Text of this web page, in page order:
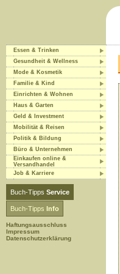
Essen & Trinken
Gesundheit & Wellness
Mode & Kosmetik
Familie & Kind
Einrichten & Wohnen
Haus & Garten
Geld & Investment
Mobilität & Reisen
Politik & Bildung
Büro & Unternehmen
Einkaufen online &
Versandhandel
Job & Karriere
Buch-Tipps Service
Buch-Tipps Info
Haftungsausschluss
Impressum
Datenschutzerklärung